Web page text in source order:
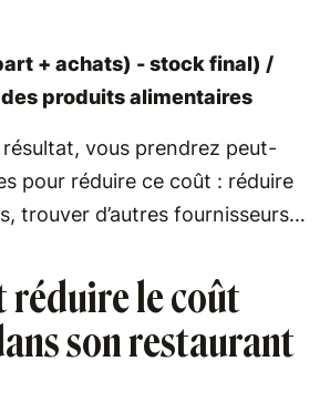
+ achats) - stock final) /
produits alimentaires
vous prendrez peut-
pour réduire ce coût : réduire
trouver d’autres fournisseurs…
réduire le coût
son restaurant